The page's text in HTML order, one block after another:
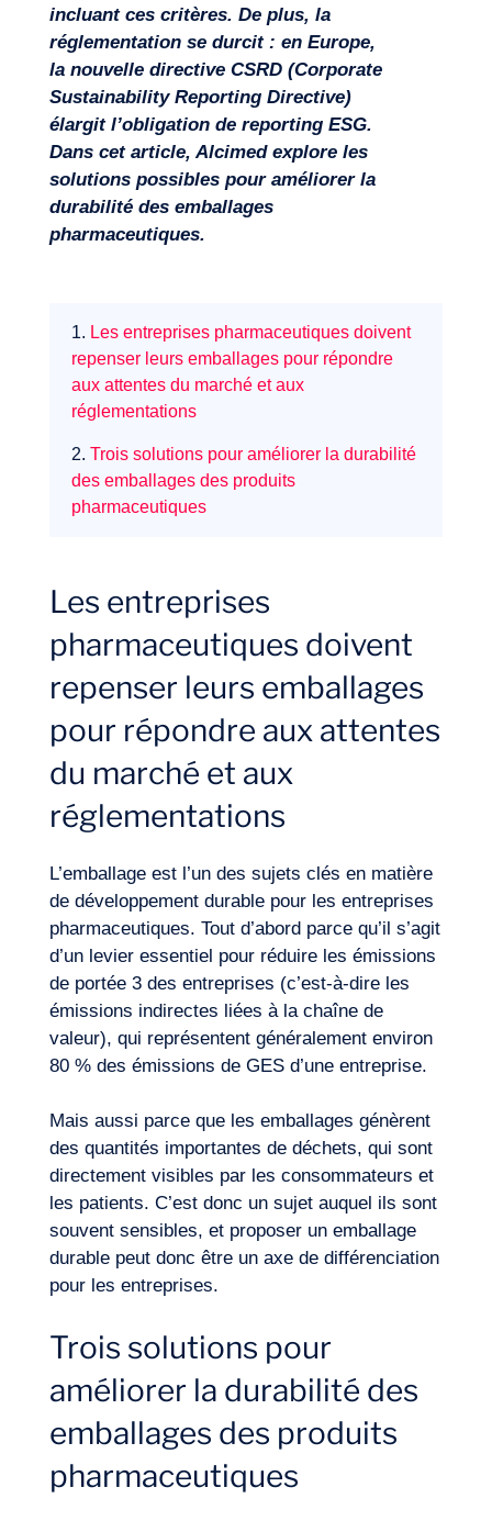
Missions
Expertises
Notre aventure
incluant ces critères. De plus, la
réglementation se durcit : en Europe,
la nouvelle directive CSRD (Corporate
Sustainability ReportingDirective)
élargit l’obligation de reportingESG.
Dans cet article,Alcimedexplore les
solutions possibles pour améliorer la
durabilité des emballages
pharmaceutiques.
1. Les entreprises pharmaceutiques doivent
repenser leurs emballages pour répondre
aux attentes du marché et aux
réglementations
2. Trois solutions pour améliorer la durabilité
des emballages des produits
pharmaceutiques
Les entreprises
pharmaceutiques doivent
repenser leurs emballages
pour répondre aux attentes
du marché et aux
réglementations
L’emballage est l’un des sujets clés en matière
de développement durable pour les entreprises
pharmaceutiques. Tout d’abord parce qu’il s’agit
d’un levier essentiel pour réduire les émissions
de portée 3 des entreprises (c’est-à-dire les
émissions indirectes liées à la chaîne de
valeur), qui représentent généralement environ
80 % des émissions de GES d’une entreprise.
Mais aussi parce que les emballages génèrent
des quantités importantes de déchets, qui sont
directement visibles par les consommateurs et
les patients. C’est donc un sujet auquel ils sont
souvent sensibles, et proposer un emballage
durable peut donc être un axe de différenciation
pour les entreprises.
Trois solutions pour
améliorer la durabilité des
emballages des produits
pharmaceutiques